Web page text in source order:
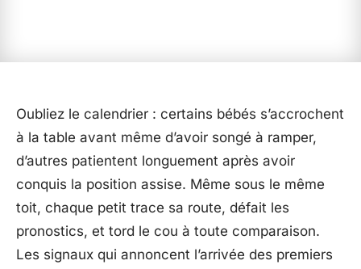
Oubliez le calendrier : certains bébés s’accrochent
à la table avant même d’avoir songé à ramper,
d’autres patientent longuement après avoir
conquis la position assise. Même sous le même
toit, chaque petit trace sa route, défait les
pronostics, et tord le cou à toute comparaison.
Les signaux qui annoncent l’arrivée des premiers